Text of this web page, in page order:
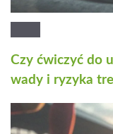
Czy ćwiczyć do
wady i ryzyka